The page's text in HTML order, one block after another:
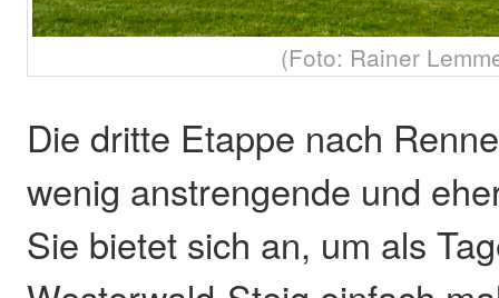
(Foto: Rainer
Die dritte Etappe nach
wenig anstrengende und
Sie bietet sich an, um als